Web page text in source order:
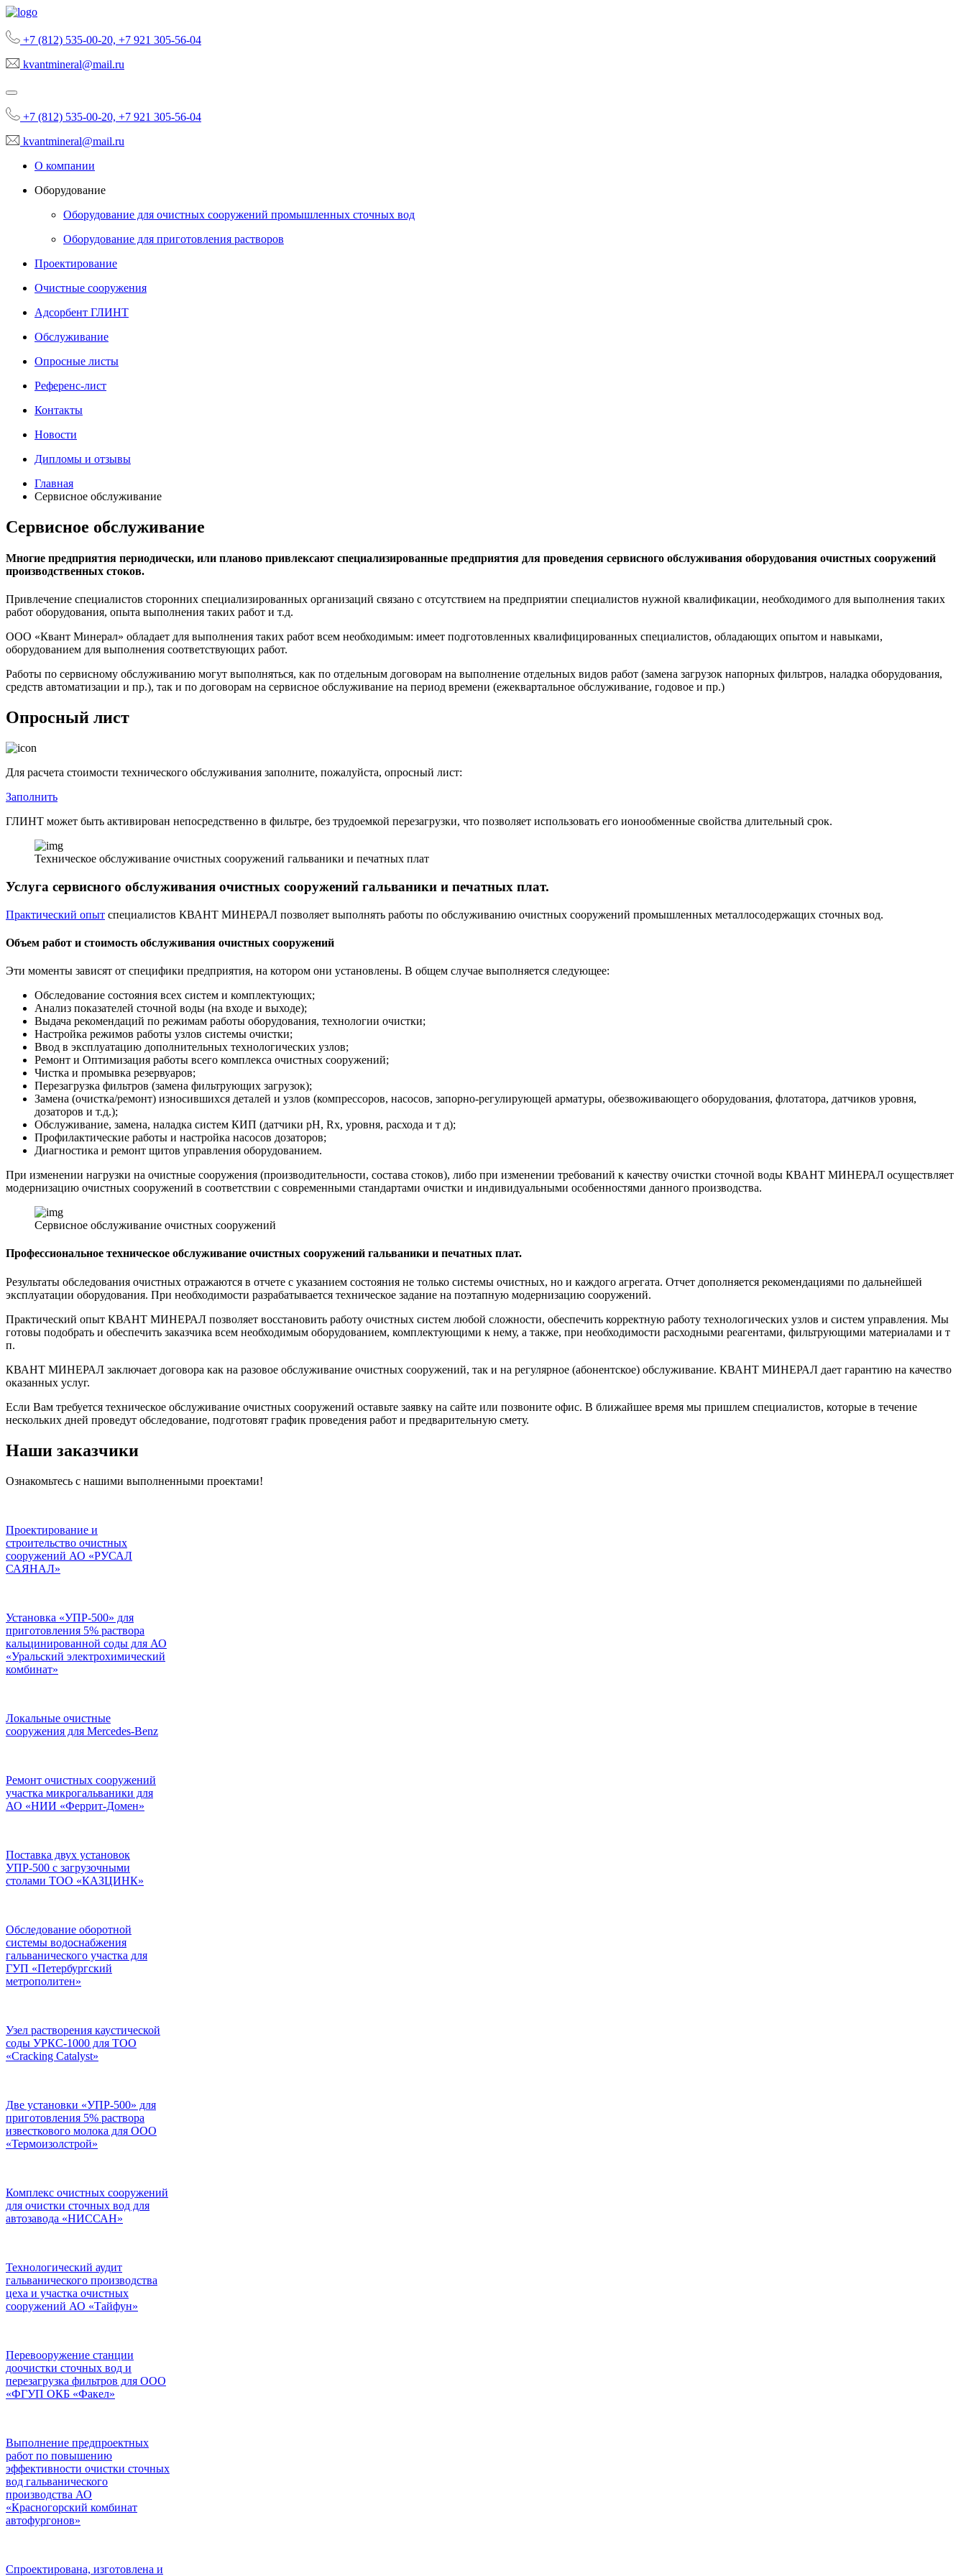
+7 (812) 535-00-20, +7 921 305-56-04
kvantmineral@mail.ru
+7 (812) 535-00-20, +7 921 305-56-04
kvantmineral@mail.ru
О компании
Оборудование
Оборудование для очистных сооружений промышленных сточных вод
Оборудование для приготовления растворов
Проектирование
Очистные сооружения
Адсорбент ГЛИНТ
Обслуживание
Опросные листы
Референс-лист
Контакты
Новости
Дипломы и отзывы
Главная
Сервисное обслуживание
Сервисное обслуживание
Многие предприятия периодически, или планово привлексают специализированные предприятия для проведения сервисного обслуживания оборудования очистных сооружений
производственных стоков.
Привлечение специалистов сторонних специализированных организаций связано с отсутствием на предприятии специалистов нужной квалификации, необходимого для выполнения таких
работ оборудования, опыта выполнения таких работ и т.д.
ООО «Квант Минерал» обладает для выполнения таких работ всем необходимым: имеет подготовленных квалифицированных специалистов, обладающих опытом и навыками,
оборудованием для выполнения соответствующих работ.
Работы по сервисному обслуживанию могут выполняться, как по отдельным договорам на выполнение отдельных видов работ (замена загрузок напорных фильтров, наладка оборудования,
средств автоматизации и пр.), так и по договорам на сервисное обслуживание на период времени (ежеквартальное обслуживание, годовое и пр.)
Опросный лист
Для расчета стоимости технического обслуживания заполните, пожалуйста, опросный лист:
Заполнить
ГЛИНТ может быть активирован непосредственно в фильтре, без трудоемкой перезагрузки, что позволяет использовать его ионообменные свойства длительный срок.
Техническое обслуживание очистных сооружений гальваники и печатных плат
Услуга сервисного обслуживания очистных сооружений гальваники и печатных плат.
Практический опыт специалистов КВАНТ МИНЕРАЛ позволяет выполнять работы по обслуживанию очистных сооружений промышленных металлосодержащих сточных вод.
Объем работ и стоимость обслуживания очистных сооружений
Эти моменты зависят от специфики предприятия, на котором они установлены. В общем случае выполняется следующее:
Обследование состояния всех систем и комплектующих;
Анализ показателей сточной воды (на входе и выходе);
Выдача рекомендаций по режимам работы оборудования, технологии очистки;
Настройка режимов работы узлов системы очистки;
Ввод в эксплуатацию дополнительных технологических узлов;
Ремонт и Оптимизация работы всего комплекса очистных сооружений;
Чистка и промывка резервуаров;
Перезагрузка фильтров (замена фильтрующих загрузок);
Замена (очистка/ремонт) износившихся деталей и узлов (компрессоров, насосов, запорно-регулирующей арматуры, обезвоживающего оборудования, флотатора, датчиков уровня,
дозаторов и т.д.);
Обслуживание, замена, наладка систем КИП (датчики рН, Rx, уровня, расхода и т д);
Профилактические работы и настройка насосов дозаторов;
Диагностика и ремонт щитов управления оборудованием.
При изменении нагрузки на очистные сооружения (производительности, состава стоков), либо при изменении требований к качеству очистки сточной воды КВАНТ МИНЕРАЛ осуществляет
модернизацию очистных сооружений в соответствии с современными стандартами очистки и индивидуальными особенностями данного производства.
Сервисное обслуживание очистных сооружений
Профессиональное техническое обслуживание очистных сооружений гальваники и печатных плат.
Результаты обследования очистных отражаются в отчете с указанием состояния не только системы очистных, но и каждого агрегата. Отчет дополняется рекомендациями по дальнейшей
эксплуатации оборудования. При необходимости разрабатывается техническое задание на поэтапную модернизацию сооружений.
Практический опыт КВАНТ МИНЕРАЛ позволяет восстановить работу очистных систем любой сложности, обеспечить корректную работу технологических узлов и систем управления. Мы
готовы подобрать и обеспечить заказчика всем необходимым оборудованием, комплектующими к нему, а также, при необходимости расходными реагентами, фильтрующими материалами и т
п.
КВАНТ МИНЕРАЛ заключает договора как на разовое обслуживание очистных сооружений, так и на регулярное (абонентское) обслуживание. КВАНТ МИНЕРАЛ дает гарантию на качество
оказанных услуг.
Если Вам требуется техническое обслуживание очистных сооружений оставьте заявку на сайте или позвоните офис. В ближайшее время мы пришлем специалистов, которые в течение
нескольких дней проведут обследование, подготовят график проведения работ и предварительную смету.
Наши заказчики
Ознакомьтесь с нашими выполненными проектами!
Проектирование и
строительство очистных
сооружений АО «РУСАЛ
САЯНАЛ»
Установка «УПР-500» для
приготовления 5% раствора
кальцинированной соды для АО
«Уральский электрохимический
комбинат»
Локальные очистные
сооружения для Mercedes-Benz
Ремонт очистных сооружений
участка микрогальваники для
АО «НИИ «Феррит-Домен»
Поставка двух установок
УПР-500 с загрузочными
столами ТОО «КАЗЦИНК»
Обследование оборотной
системы водоснабжения
гальванического участка для
ГУП «Петербургский
метрополитен»
Узел растворения каустической
соды УРКС-1000 для ТОО
«Cracking Catalyst»
Две установки «УПР-500» для
приготовления 5% раствора
известкового молока для ООО
«Термоизолстрой»
Комплекс очистных сооружений
для очистки сточных вод для
автозавода «НИССАН»
Технологический аудит
гальванического производства
цеха и участка очистных
сооружений АО «Тайфун»
Перевооружение станции
доочистки сточных вод и
перезагрузка фильтров для ООО
«ФГУП ОКБ «Факел»
Выполнение предпроектных
работ по повышению
эффективности очистки сточных
вод гальванического
производства АО
«Красногорский комбинат
автофургонов»
Спроектирована, изготовлена и